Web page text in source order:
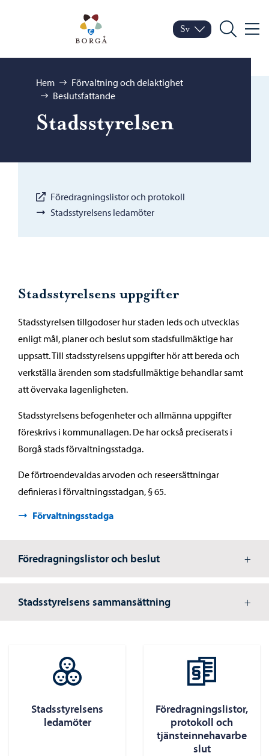
Porvoo – Gå till
Byt språk
Nuvarande språk:
Sv
Sök Meny
Bläddra:
Hem
Förvaltning och delaktighet
Beslutsfattande
Stadsstyrelsen
Föredragningslistor och protokoll
Stadsstyrelsens ledamöter
Stadsstyrelsens uppgifter
Stadsstyrelsen tillgodoser hur staden leds och utvecklas
enligt mål, planer och beslut som stadsfullmäktige har
uppsatt. Till stadsstyrelsens uppgifter hör att bereda och
verkställa ärenden som stadsfullmäktige behandlar samt
att övervaka lagenligheten.
Stadsstyrelsens befogenheter och allmänna uppgifter
föreskrivs i kommunallagen. De har också preciserats i
Borgå stads förvaltningsstadga.
De förtroendevaldas arvoden och reseersättningar
definieras i förvaltningsstadgan, § 65.
Förvaltningsstadga
Föredragningslistor och beslut
Stadsstyrelsens sammansättning
Stadsstyrelsens
ledamöter
Föredragningslistor,
protokoll och
tjänsteinnehavarbe
slut